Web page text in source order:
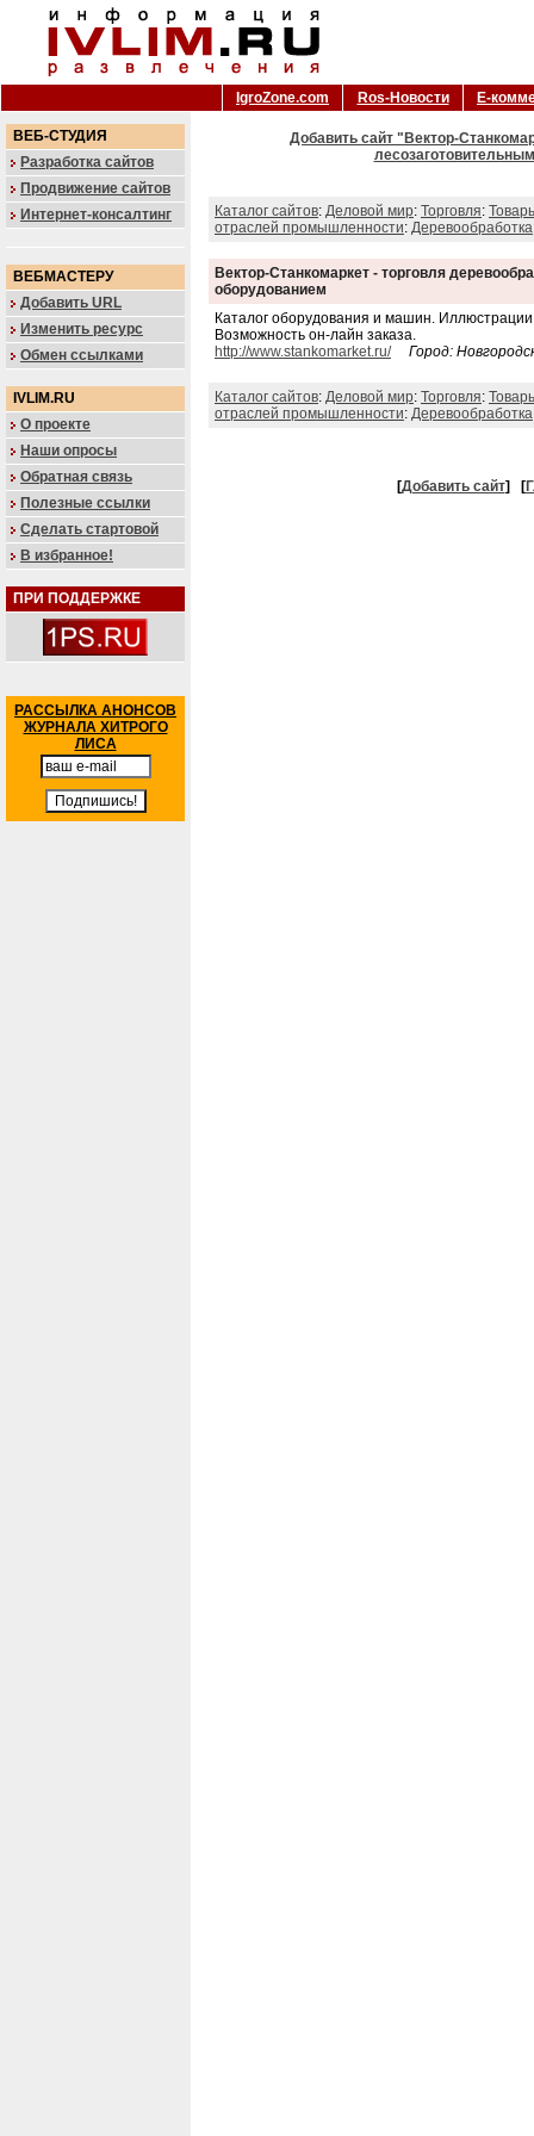
IgroZone.com Ros-Новости Е-
ВЕБ-СТУДИЯ
Разработка сайтов
Продвижение сайтов
Интернет-консалтинг
ВЕБМАСТЕРУ
Добавить URL
Изменить ресурс
Обмен ссылками
IVLIM.RU
О проекте
Наши опросы
Обратная связь
Полезные ссылки
Сделать стартовой
В избранное!
ПРИ ПОДДЕРЖКЕ
РАССЫЛКА АНОНСОВ
ЖУРНАЛА ХИТРОГО
ЛИСА
Добавить сайт "Вектор-
Каталог сайтов: Деловой мир: Торговля:
отраслей промышленности: Деревообработка
Вектор-Станкомаркет - торговля
оборудованием
Каталог оборудования и машин.
Возможность он-лайн заказа.
http://www.stankomarket.ru/
Город:
Каталог сайтов: Деловой мир: Торговля:
отраслей промышленности: Деревообработка
[Добавить сайт] [